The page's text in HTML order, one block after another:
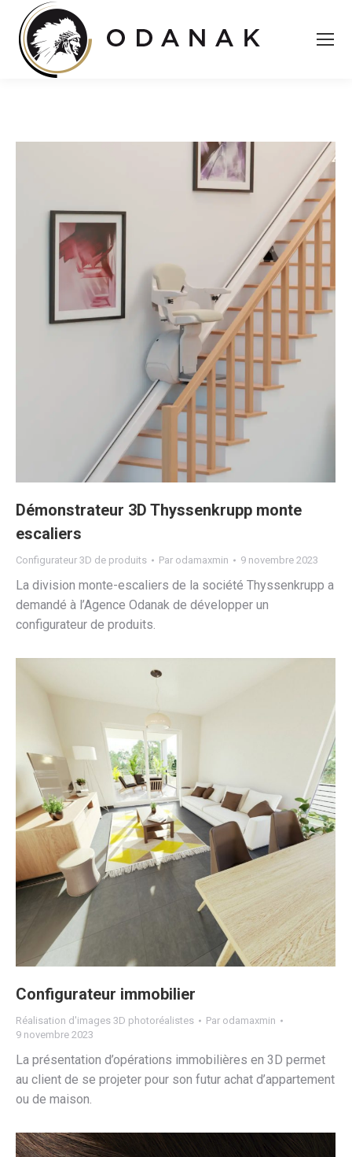
Démonstrateur 3D Thyssenkrupp monte
escaliers
Configurateur 3D de produits Par odamaxmin 9 novembre 2023
La division monte-escaliers de la société Thyssenkrupp a
demandé à l’Agence Odanak de développer un
configurateur de produits.
Configurateur immobilier
Réalisation d'images 3D photoréalistes Par odamaxmin
9 novembre 2023
La présentation d’opérations immobilières en 3D permet
au client de se projeter pour son futur achat d’appartement
ou de maison.